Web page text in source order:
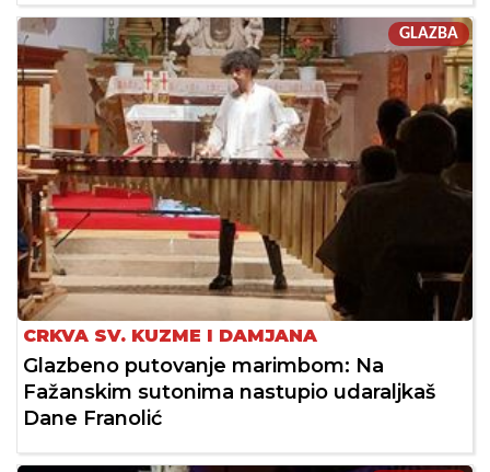
GLAZBA
CRKVA SV. KUZME I DAMJANA
Glazbeno putovanje marimbom: Na
Fažanskim sutonima nastupio udaraljkaš
Dane Franolić